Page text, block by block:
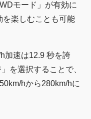
モード」が有効に
を楽しむことも可能
加速は12.9 秒を誇
を選択することで、
hから280km/hに